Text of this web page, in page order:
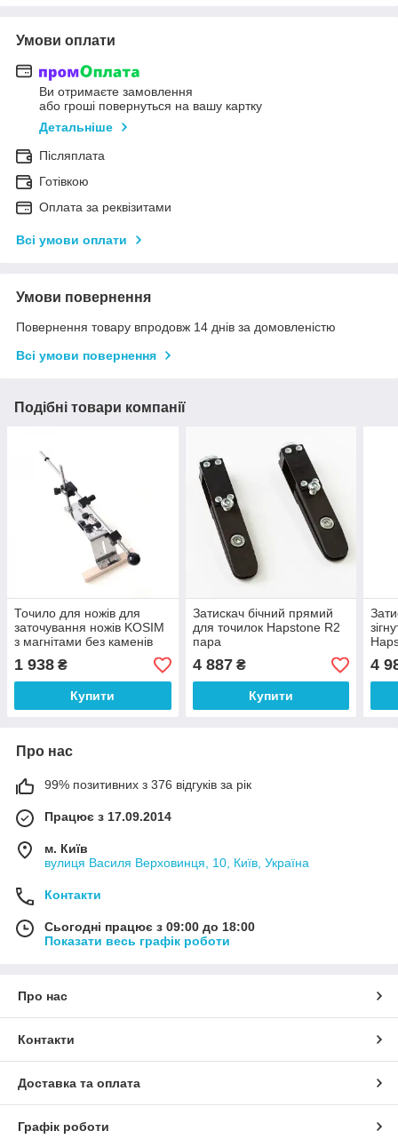
Умови оплати
Ви отримаєте замовлення
або гроші повернуться на вашу картку
Детальніше
Післяплата
Готівкою
Оплата за реквізитами
Всі умови оплати
Умови повернення
Повернення товару впродовж 14 днів за домовленістю
Всі умови повернення
Подібні товари компанії
Точило для ножів для
заточування ножів KOSIM
з магнітами без каменів
1 938 ₴
Купити
Затискач бічний прямий
для точилок Hapstone R2
пара
4 887₴
Купити
4
Про нас
99% позитивних з 376 відгуків за рік
Працює з 17.09.2014
м. Київ
вулиця Василя Верховинця, 10, Київ, Україна
Контакти
Сьогодні працює з 09:00 до 18:00
Показати весь графік роботи
Про нас
Контакти
Доставка та оплата
Графік роботи